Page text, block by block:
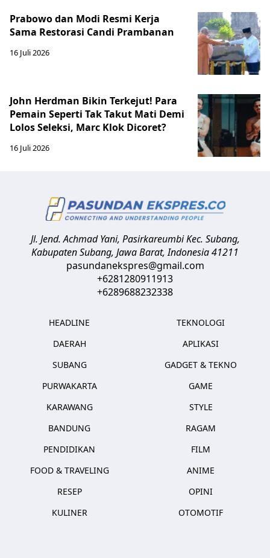
Prabowo dan Modi Resmi Kerja
Sama Restorasi Candi Prambanan
16 Juli 2026
John Herdman Bikin Terkejut! Para
Pemain Seperti Tak Takut Mati Demi
Lolos Seleksi, Marc Klok Dicoret?
16 Juli 2026
Jl. Jend. Achmad Yani, Pasirkareumbi Kec. Subang,
Kabupaten Subang, Jawa Barat,Indonesia41211
pasundanekspres@gmail.com
+6281280911913
+6289688232338
HEADLINE
DAERAH
SUBANG
PURWAKARTA
KARAWANG
BANDUNG
PENDIDIKAN
FOOD & TRAVELING
RESEP
KULINER
TEKNOLOGI
APLIKASI
GADGET & TEKNO
GAME
STYLE
RAGAM
FILM
ANIME
OPINI
OTOMOTIF